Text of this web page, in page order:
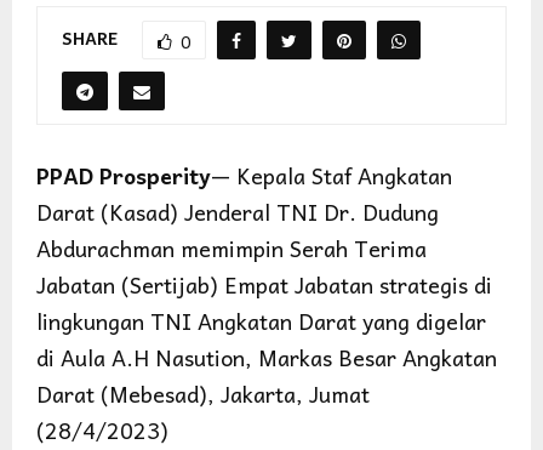
SHARE 0
PPAD Prosperity— Kepala Staf Angkatan
Darat (Kasad) Jenderal TNI Dr. Dudung
Abdurachman memimpin Serah Terima
Jabatan (Sertijab) Empat Jabatan strategis di
lingkungan TNI Angkatan Darat yang digelar
di Aula A.H Nasution, Markas Besar Angkatan
Darat (Mebesad), Jakarta, Jumat
(28/4/2023)